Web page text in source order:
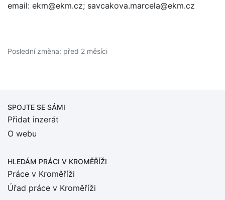
email: ekm@ekm.cz; savcakova.marcela@ekm.cz
Poslední změna: před 2 měsíci
SPOJTE SE SÁMI
Přidat inzerát
O webu
HLEDÁM PRÁCI V KROMĚŘÍŽI
Práce v Kroměříži
Úřad práce v Kroměříži